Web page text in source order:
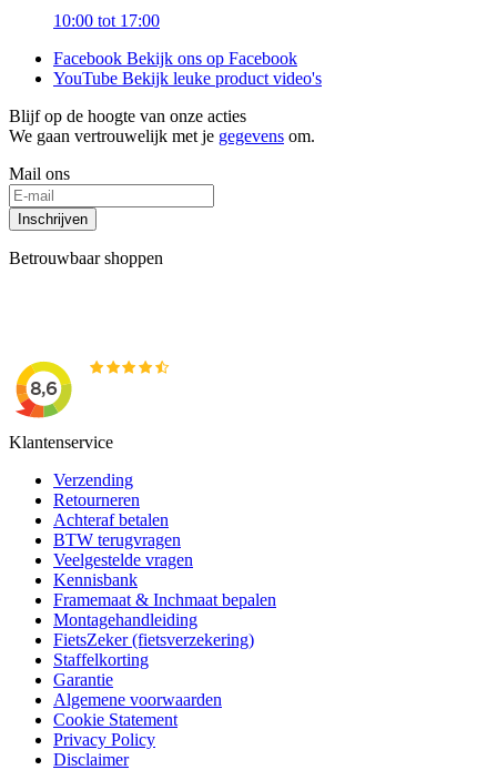
10:00 tot 17:00
Facebook Bekijk ons op Facebook
YouTube Bekijk leuke product video's
Blijf op de hoogte van onze acties
We gaan vertrouwelijk met je gegevens om.
Mail ons
Inschrijven
Betrouwbaar shoppen
Klantenservice
Verzending
Retourneren
Achteraf betalen
BTW terugvragen
Veelgestelde vragen
Kennisbank
Framemaat & Inchmaat bepalen
Montagehandleiding
FietsZeker (fietsverzekering)
Staffelkorting
Garantie
Algemene voorwaarden
Cookie Statement
Privacy Policy
Disclaimer